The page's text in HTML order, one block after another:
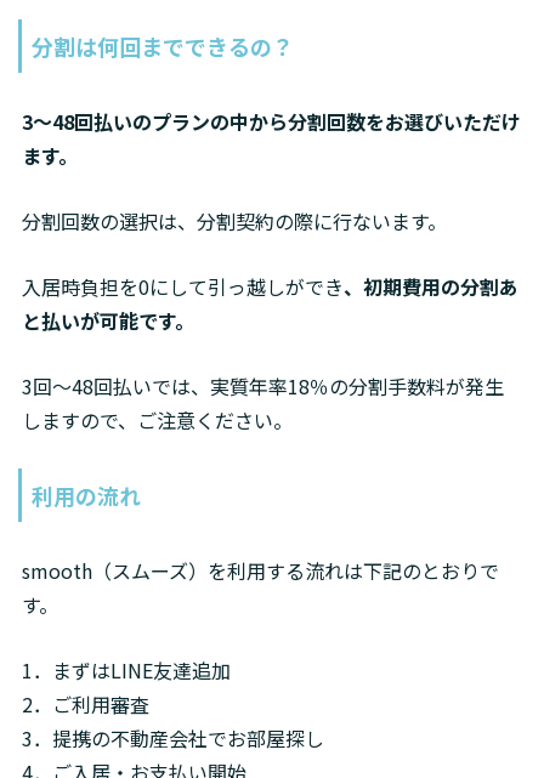
分割は何回までできるの？
3〜48回払いのプランの中から分割回数をお選びいただけ
ます。
分割回数の選択は、分割契約の際に行ないます。
入居時負担を0にして引っ越しができ、初期費用の分割あ
と払いが可能です。
3回〜48回払いでは、実質年率18％の分割手数料が発生
しますので、ご注意ください。
利用の流れ
smooth（スムーズ）を利用する流れは下記のとおりで
す。
1．まずはLINE友達追加
2．ご利用審査
3．提携の不動産会社でお部屋探し
4．ご入居・お支払い開始